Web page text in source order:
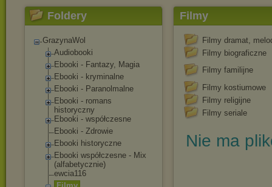
Foldery
GrazynaWol
Audiobooki
Ebooki - Fantazy, Magia
Ebooki - kryminalne
Ebooki - Paranolmalne
Ebooki - romans
historyczny
Ebooki - współczesne
Ebooki - Zdrowie
Ebooki historyczne
Ebooki współczesne - Mix
(alfabetycznie)
ewcia116
Filmy
Filmy dramat,
Filmy biograficzne
Filmy familijne
Filmy kostiumowe
Filmy religijne
Filmy seriale
Nie ma